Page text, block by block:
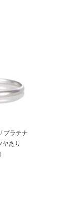
プラチナ
ヤあり